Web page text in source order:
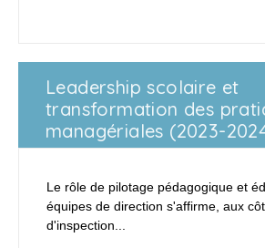
Leadership scolaire et
transformation des
managériales (2023-
Le rôle de pilotage pédagogique et
équipes de direction s'affirme, aux
d'inspection...